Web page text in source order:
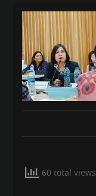
60 total views